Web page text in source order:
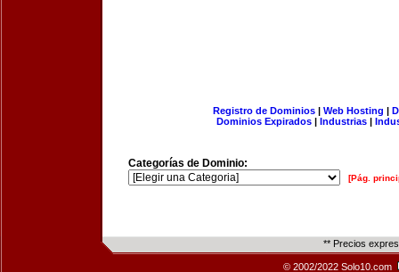
Registro de Dominios| Web Hosting |
Dominios Expirados | Industrias |
Categorías de Dominio:
[Pág.
** Precios
© 2002/2022 Solo10.com